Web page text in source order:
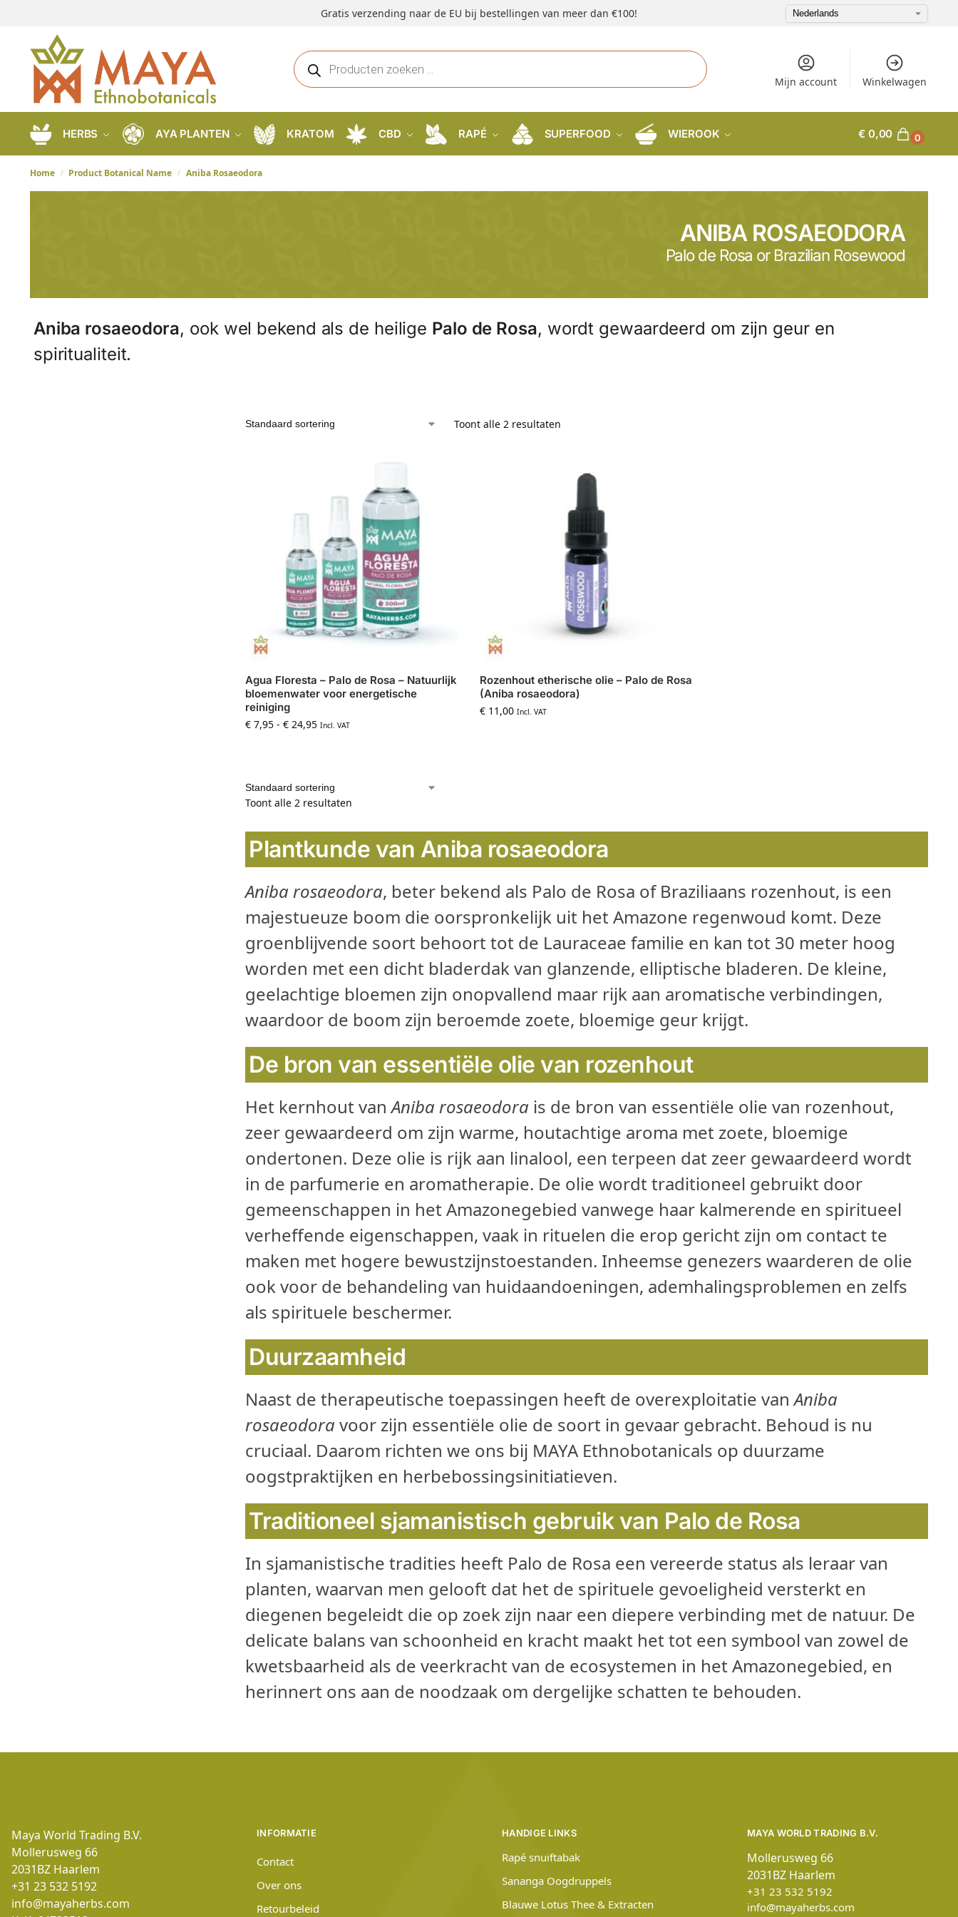
Gratis verzending naar de EU bij bestellingen van meer dan €100!
Mijn account Winkelwagen
HERBS AYA PLANTEN KRATOM CBD RAPÉ SUPERFOOD WIEROOK € 0,00 0
Home / Product Botanical Name / Aniba Rosaeodora
ANIBA ROSAEODORA
Palo de Rosa or Brazilian Rosewood
Aniba rosaeodora, ook wel bekend als de heilige Palo de Rosa, wordt gewaardeerd om zijn geur en
spiritualiteit.
Toont alle 2 resultaten
Agua Floresta – Palo de Rosa – Natuurlijk
bloemenwater voor energetische
reiniging
€ 7,95 - € 24,95 Incl. VAT
Rozenhout etherische olie – Palo de Rosa
(Aniba rosaeodora)
€ 11,00 Incl. VAT
Toont alle 2 resultaten
Plantkunde van Aniba rosaeodora
Aniba rosaeodora, beter bekend als Palo de Rosa of Braziliaans rozenhout, is een
majestueuze boom die oorspronkelijk uit het Amazone regenwoud komt. Deze
groenblijvende soort behoort tot de Lauraceae familie en kan tot 30 meter hoog
worden met een dicht bladerdak van glanzende, elliptische bladeren. De kleine,
geelachtige bloemen zijn onopvallend maar rijk aan aromatische verbindingen,
waardoor de boom zijn beroemde zoete, bloemige geur krijgt.
De bron van essentiële olie van rozenhout
Het kernhout vanAniba rosaeodora is de bron van essentiële olie van rozenhout,
zeer gewaardeerd om zijn warme, houtachtige aroma met zoete, bloemige
ondertonen. Deze olie is rijk aan linalool, een terpeen dat zeer gewaardeerd wordt
in de parfumerie en aromatherapie. De olie wordt traditioneel gebruikt door
gemeenschappen in het Amazonegebied vanwege haar kalmerende en spiritueel
verheffende eigenschappen, vaak in rituelen die erop gericht zijn om contact te
maken met hogere bewustzijnstoestanden. Inheemse genezers waarderen de olie
ook voor de behandeling van huidaandoeningen, ademhalingsproblemen en zelfs
als spirituele beschermer.
Duurzaamheid
Naast de therapeutische toepassingen heeft de overexploitatie vanAniba
rosaeodora voor zijn essentiële olie de soort in gevaar gebracht. Behoud is nu
cruciaal. Daarom richten we ons bij MAYA Ethnobotanicals op duurzame
oogstpraktijken en herbebossingsinitiatieven.
Traditioneel sjamanistisch gebruik van Palo de Rosa
In sjamanistische tradities heeft Palo de Rosa een vereerde status als leraar van
planten, waarvan men gelooft dat het de spirituele gevoeligheid versterkt en
diegenen begeleidt die op zoek zijn naar een diepere verbinding met de natuur. De
delicate balans van schoonheid en kracht maakt het tot een symbool van zowel de
kwetsbaarheid als de veerkracht van de ecosystemen in het Amazonegebied, en
herinnert ons aan de noodzaak om dergelijke schatten te behouden.
Maya World Trading B.V.
Mollerusweg 66
2031BZ Haarlem
+31 23 532 5192
info@mayaherbs.com
INFORMATIE
Contact
Over ons
Retourbeleid
HANDIGE LINKS
Rapé snuiftabak
Sananga Oogdruppels
Blauwe Lotus Thee & Extracten
MAYA WORLD TRADING B.V.
Mollerusweg 66
2031BZ Haarlem
+31 23 532 5192
info@mayaherbs.com